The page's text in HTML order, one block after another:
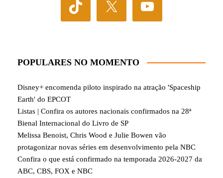
POPULARES NO MOMENTO
Disney+ encomenda piloto inspirado na atração 'Spaceship
Earth' do EPCOT
Listas | Confira os autores nacionais confirmados na 28ª
Bienal Internacional do Livro de SP
Melissa Benoist, Chris Wood e Julie Bowen vão
protagonizar novas séries em desenvolvimento pela NBC
Confira o que está confirmado na temporada 2026-2027 da
ABC, CBS, FOX e NBC